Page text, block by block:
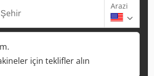
Arazi
için teklifler alın